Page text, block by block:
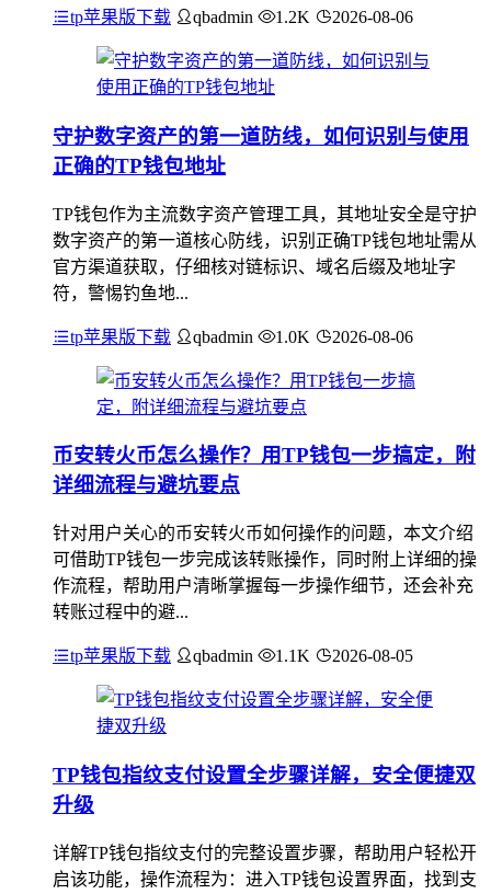
tp苹果版下载 qbadmin 1.2K 2026-08-06
守护数字资产的第一道防线，如何识别与使用
正确的TP钱包地址
TP钱包作为主流数字资产管理工具，其地址安全是守护
数字资产的第一道核心防线，识别正确TP钱包地址需从
官方渠道获取，仔细核对链标识、域名后缀及地址字
符，警惕钓鱼地...
tp苹果版下载 qbadmin 1.0K 2026-08-06
币安转火币怎么操作？用TP钱包一步搞定，附
详细流程与避坑要点
针对用户关心的币安转火币如何操作的问题，本文介绍
可借助TP钱包一步完成该转账操作，同时附上详细的操
作流程，帮助用户清晰掌握每一步操作细节，还会补充
转账过程中的避...
tp苹果版下载 qbadmin 1.1K 2026-08-05
TP钱包指纹支付设置全步骤详解，安全便捷双
升级
详解TP钱包指纹支付的完整设置步骤，帮助用户轻松开
启该功能，操作流程为：进入TP钱包设置界面，找到支